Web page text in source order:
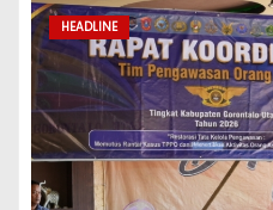
HEADLINE